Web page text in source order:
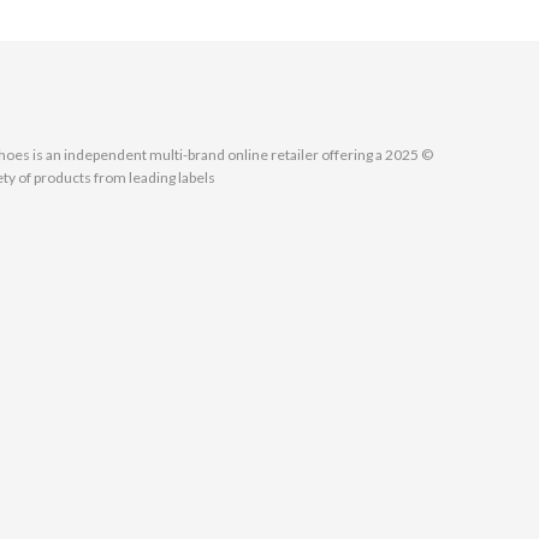
is an independent multi-brand online retailer offering a
of products from leading labels.